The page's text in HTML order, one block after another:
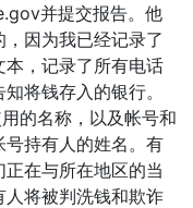
并提交报告。他
因为我已经记录了
本，记录了所有电话
将钱存入的银行。
的名称，以及帐号和
持有人的姓名。有
在与所在地区的当
人将被判洗钱和欺诈